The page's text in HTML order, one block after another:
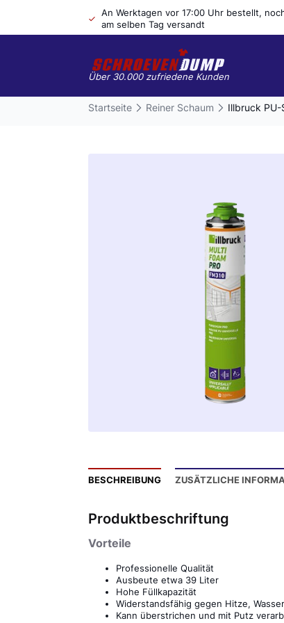
An Werktagen vor 17:00 Uhr bestellt,
am selben Tag versandt
Über 30.000 zufriedene Kunden
Startseite Reiner Schaum Illbruck
BESCHREIBUNG ZUSÄTZLICHE
Produktbeschriftung
Vorteile
Professionelle Qualität
Ausbeute etwa 39 Liter
Hohe Füllkapazität
Widerstandsfähig gegen Hitze,
Kann überstrichen und mit Putz